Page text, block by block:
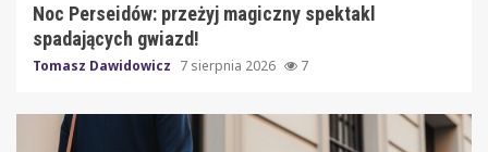
Noc Perseidów: przeżyj magiczny spektakl
spadających gwiazd!
Tomasz Dawidowicz 7 sierpnia 2026 7